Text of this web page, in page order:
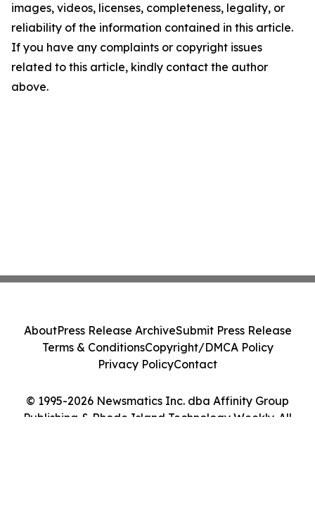
images, videos, licenses, completeness, legality, or
reliability of the information contained in this article.
If you have any complaints or copyright issues
related to this article, kindly contact the author
above.
© 1995-2026 Newsmatics Inc. dba Affinity Group
Publishing & Rhode Island Technology Weekly. All
AboutPress Release ArchiveSubmit Press Release
Terms & ConditionsCopyright/DMCA Policy
Privacy PolicyContact